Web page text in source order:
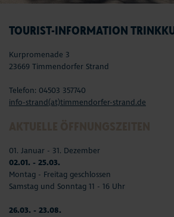
TOURIST-INFORMATION
Kurpromenade 3
23669 Timmendorfer Strand
Telefon: 04503 357740
info-strand(at)timmendorfer-strand.de
01. Januar - 31. Dezember
02.01. - 25.03.
Montag - Freitag geschlossen
Samstag und Sonntag 11 - 16 Uhr
26.03. - 23.08.